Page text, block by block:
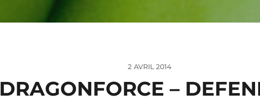
2 AVRIL 2014
DRAGONFORCE –